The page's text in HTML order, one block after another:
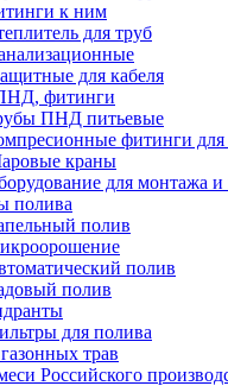
к ним
для труб
для кабеля
фитинги
ПНД питьевые
фитинги
краны
для монтажа
полива
полив
полив
полив
для полива
трав
Российского